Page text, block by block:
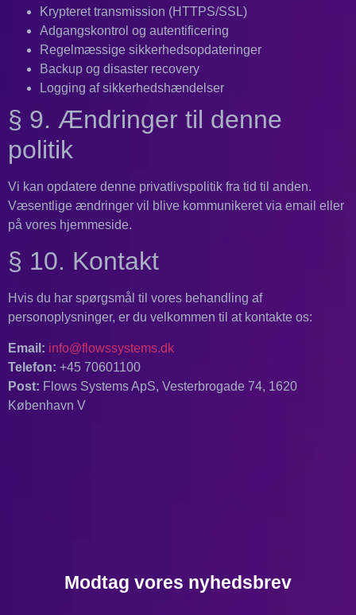
Krypteret transmission (HTTPS/SSL)
Adgangskontrol og autentificering
Regelmæssige sikkerhedsopdateringer
Backup og disaster recovery
Logging af sikkerhedshændelser
§ 9. Ændringer til denne
politik
Vi kan opdatere denne privatlivspolitik fra tid til anden.
Væsentlige ændringer vil blive kommunikeret via email eller
på vores hjemmeside.
§ 10. Kontakt
Hvis du har spørgsmål til vores behandling af
personoplysninger, er du velkommen til at kontakte os:
Email: info@flowssystems.dk
Telefon: +45 70601100
Post: Flows Systems ApS, Vesterbrogade 74, 1620
København V
Modtag vores nyhedsbrev